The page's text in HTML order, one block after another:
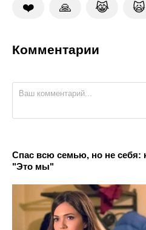
❤️ 🙏 😹 🙀
Комментарии
Спас всю семью, но не себя:
"Это мы"